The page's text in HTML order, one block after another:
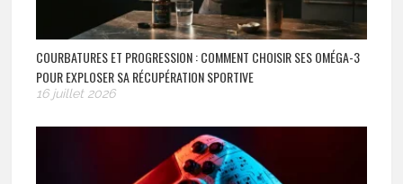
COURBATURES ET PROGRESSION : COMMENT CHOISIR SES OMÉGA-3
POUR EXPLOSER SA RÉCUPÉRATION SPORTIVE
16 juillet 2026